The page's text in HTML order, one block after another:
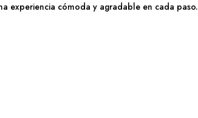
experiencia cómoda y agradable en cada paso.